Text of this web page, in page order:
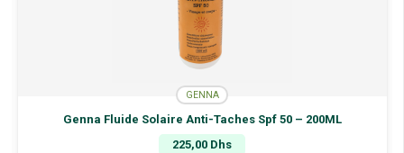
GENNA
Genna Fluide Solaire Anti-Taches Spf 50 – 200ML
225,00 Dhs